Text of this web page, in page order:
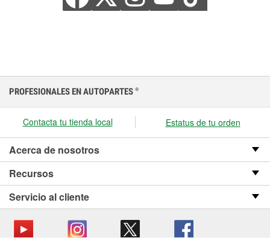
PROFESIONALES EN AUTOPARTES ®
Contacta tu tienda local Estatus de tu orden
Acerca de nosotros
Recursos
Servicio al cliente